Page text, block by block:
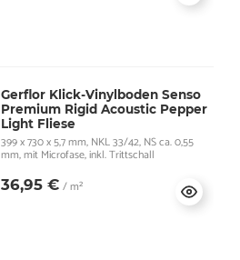
Gerflor Klick-Vinylboden Senso
Premium Rigid Acoustic Pepper
Light Fliese
399 x 730 x 5,7 mm, NKL 33/42, NS ca. 0,55
mm, mit Microfase, inkl. Trittschall
36,95 € / m²